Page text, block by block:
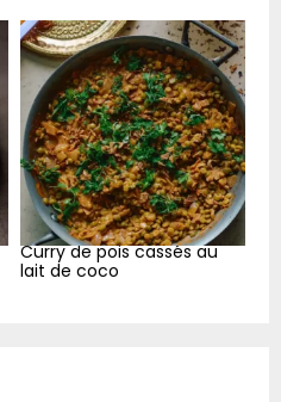
Curry de pois cassés au
lait de coco